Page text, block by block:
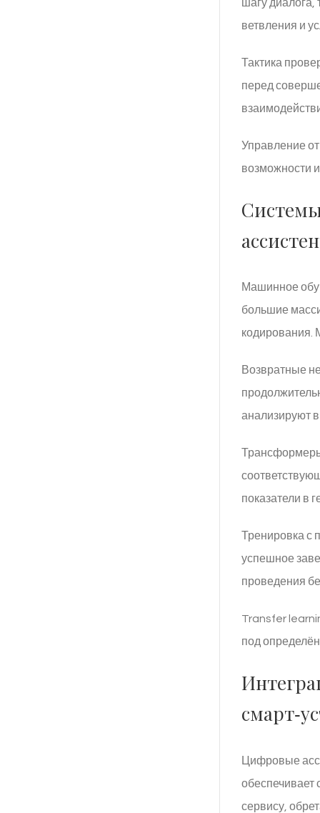
шагу
ветвления и
Тактика
перед
Управление
возможности
Машинное
большие
кодирования.
Возвратные
анализируют
показатели в
Тренировка с
успешное
проведения
Transfer
под
Цифровые
обеспечивает
сервису,